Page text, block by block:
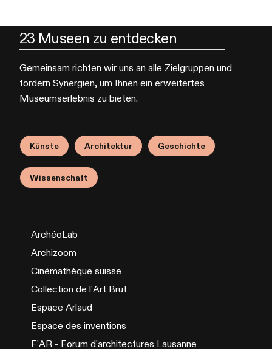
23 Museen zu entdecken
Gemeinsam richten wir uns an alle Zielgruppen und
fördern Synergien, um Ihnen ein erweitertes
Museumserlebnis zu bieten.
Künste Architektur Geschichte
Wissenschaft
ArchéoLab
Archizoom
Cinémathèque suisse
Collection de l'Art Brut
Espace Arlaud
Espace des inventions
F'AR - Forum d'architectures Lausanne